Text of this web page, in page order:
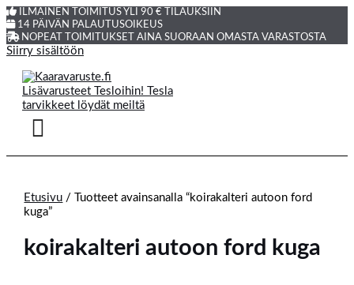
ILMAINEN TOIMITUS YLI 90 € TILAUKSIIN
14 PÄIVÄN PALAUTUSOIKEUS
NOPEAT TOIMITUKSET AINA SUORAAN OMASTA VARASTOSTA
Siirry sisältöön
Etusivu / Tuotteet avainsanalla “koirakalteri autoon ford
kuga”
koirakalteri autoon ford kuga